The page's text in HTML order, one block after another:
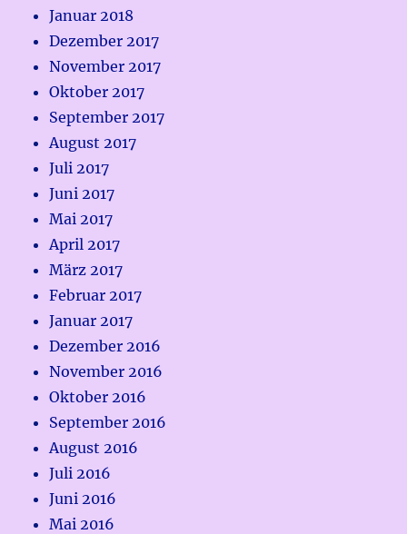
Januar 2018
Dezember 2017
November 2017
Oktober 2017
September 2017
August 2017
Juli 2017
Juni 2017
Mai 2017
April 2017
März 2017
Februar 2017
Januar 2017
Dezember 2016
November 2016
Oktober 2016
September 2016
August 2016
Juli 2016
Juni 2016
Mai 2016